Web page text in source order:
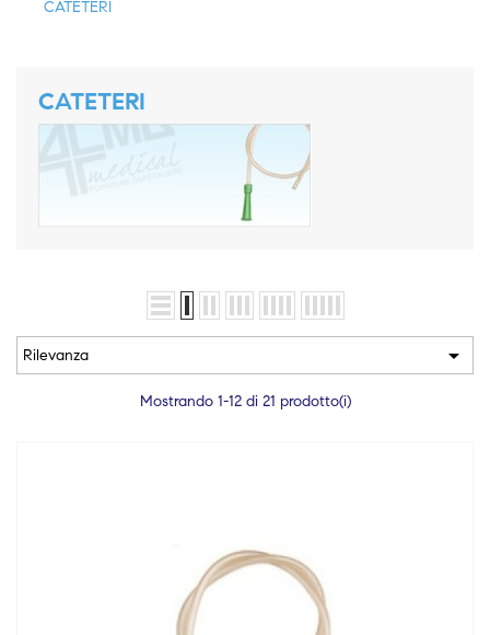
CATETERI
CATETERI
Rilevanza 
Mostrando 1-12 di 21 prodotto(i)